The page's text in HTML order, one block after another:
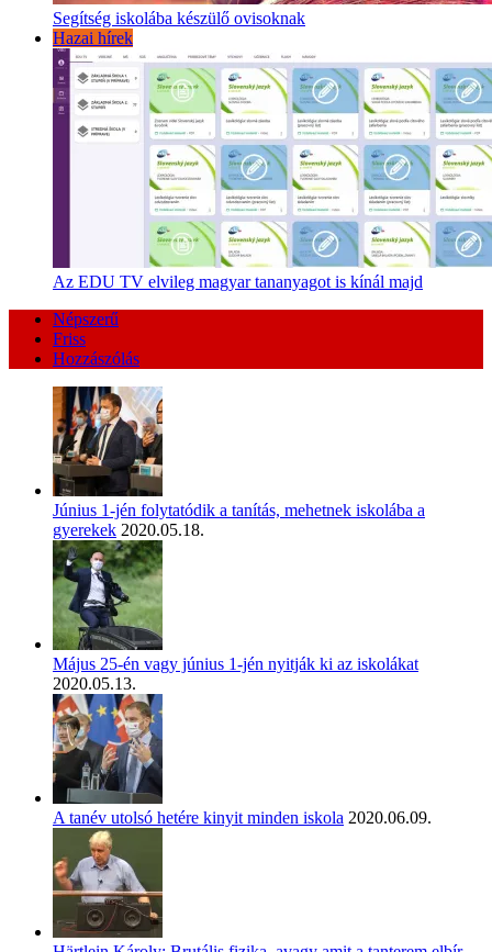
Segítség iskolába készülő ovisoknak
Hazai hírek
Az EDU TV elvileg magyar tananyagot is kínál majd
Népszerű
Friss
Hozzászólás
Június 1-jén folytatódik a tanítás, mehetnek iskolába a
gyerekek 2020.05.18.
Május 25-én vagy június 1-jén nyitják ki az iskolákat
2020.05.13.
A tanév utolsó hetére kinyit minden iskola 2020.06.09.